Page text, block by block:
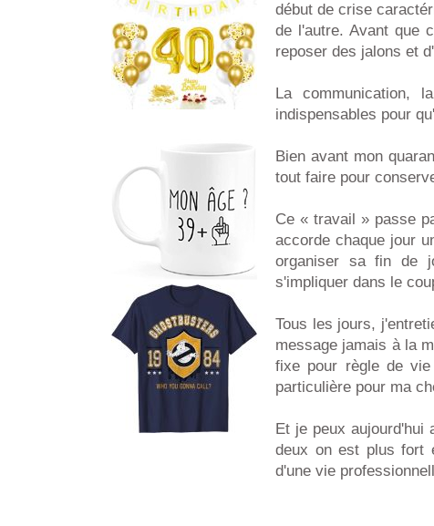
début de crise
de l'autre. Avant que
reposer des jalons et
La communication,
indispensables pour
Bien avant mon
tout faire pour
Ce « travail » passe
accorde chaque jour
organiser sa fin de
s'impliquer dans le
Tous les jours,
message jamais à la
fixe pour règle de
particulière pour ma
Et je peux aujourd'hui
deux on est plus fort
d'une vie